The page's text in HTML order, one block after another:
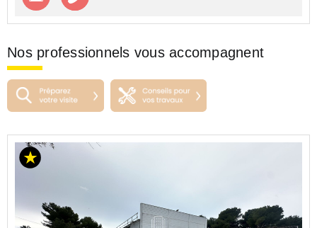
Nos professionnels vous accompagnent